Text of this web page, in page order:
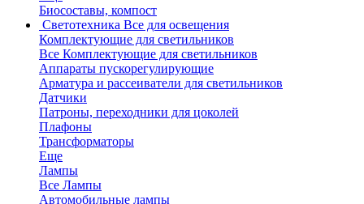
Биосоставы, компост
Светотехника Все для освещения
Комплектующие для светильников
Все Комплектующие для светильников
Аппараты пускорегулирующие
Арматура и рассеиватели для светильников
Датчики
Патроны, переходники для цоколей
Плафоны
Трансформаторы
Еще
Лампы
Все Лампы
Автомобильные лампы